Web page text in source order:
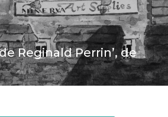
Reginald Perrin’, de